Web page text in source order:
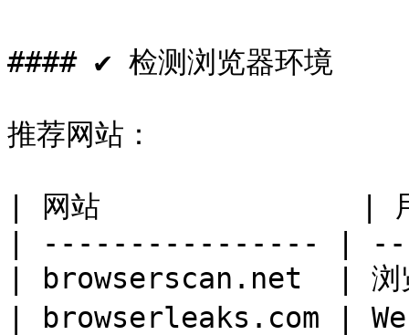
#### ✔ 检测浏览器环境
推荐网站：
| 网站               |
| ---------------- |
| browserscan.net  |
| browserleaks.com |